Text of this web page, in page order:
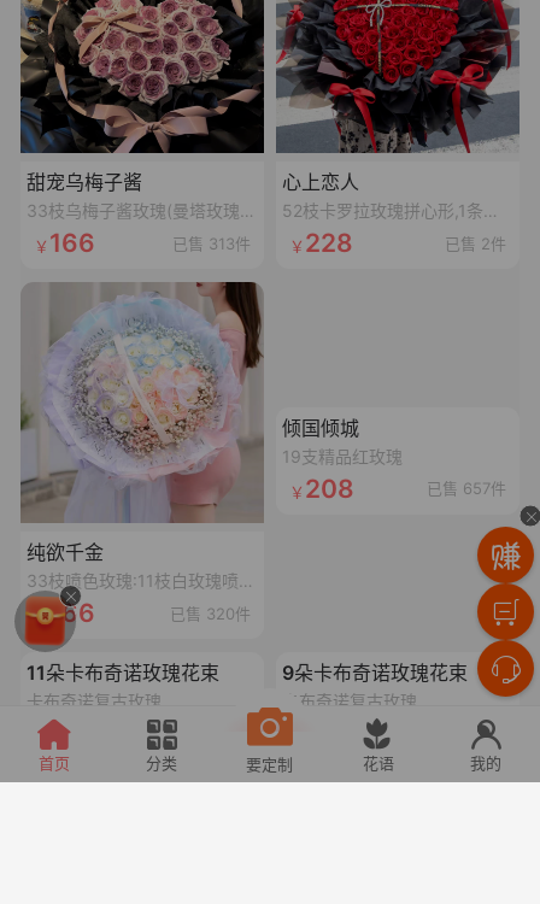
甜宠乌梅子酱
33枝乌梅子酱玫瑰(曼塔玫瑰喷乌梅子酱漆,拼心形),裸粉色蝴蝶结,裸粉色丝袋绕一圈,1条灯串
166 已售 313件
心上恋人
52枝卡罗拉玫瑰拼心形,1条十字黑色丝带,1个珍珠蝴蝶结,1张精美卡片(样式随机)
228 已售 2件
纯欲千金
33枝喷色玫瑰:11枝白玫瑰喷碎冰蓝漆,11枝白玫瑰喷丁香紫漆,11枝白玫瑰喷香妃粉漆,搭配3个同色满天星,1条丝带,2个鱼尾纱蝴蝶结,1个灯串
166 已售 320件
倾国倾城
19支精品红玫瑰
208 已售 657件
加载失败,点击重试
11朵卡布奇诺玫瑰花束
卡布奇诺复古玫瑰
198
加载失败,点击重试
9朵卡布奇诺玫瑰花束
卡布奇诺复古玫瑰
已售 5件
加载失败,点击重试 加载失败,点击重试
首页 分类 要定制 花语 我的